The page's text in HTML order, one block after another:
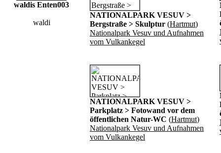
waldis Enten003
waldi
NATIONALPARK VESUV >
Bergstraße > Skulptur (Hartmut)
Nationalpark Vesuv und Aufnahmen
vom Vulkankegel
NATIONALPARK VESUV >
Parkplatz > Fotowand vor dem
öffentlichen Natur-WC (Hartmut)
Nationalpark Vesuv und Aufnahmen
vom Vulkankegel